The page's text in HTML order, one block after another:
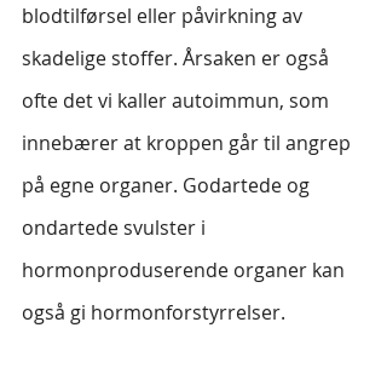
blodtilførsel eller påvirkning av
skadelige stoffer. Årsaken er også
ofte det vi kaller autoimmun, som
innebærer at kroppen går til angrep
på egne organer. Godartede og
ondartede svulster i
hormonproduserende organer kan
også gi hormonforstyrrelser.